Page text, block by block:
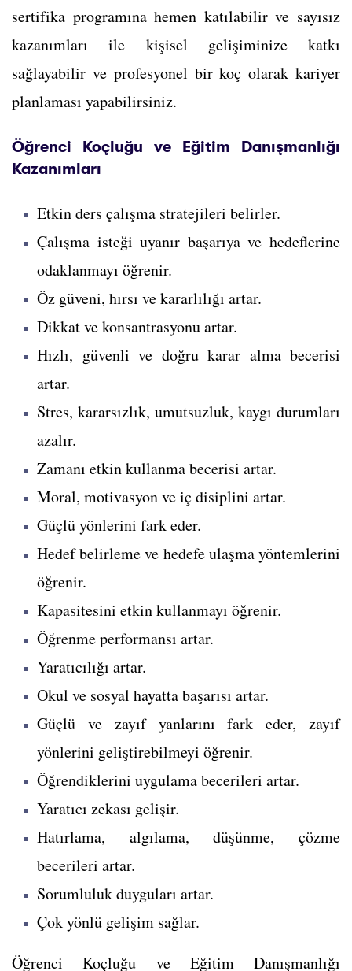
sertifika programına hemen katılabilir ve sayısız
kazanımları ile kişisel gelişiminize katkı
sağlayabilir ve profesyonel bir koç olarak kariyer
planlaması yapabilirsiniz.
Öğrenci Koçluğu ve Eğitim Danışmanlığı
Kazanımları
Etkin ders çalışma stratejileri belirler.
Çalışma isteği uyanır başarıya ve hedeflerine
odaklanmayı öğrenir.
Öz güveni, hırsı ve kararlılığı artar.
Dikkat ve konsantrasyonu artar.
Hızlı, güvenli ve doğru karar alma becerisi
artar.
Stres, kararsızlık, umutsuzluk, kaygı durumları
azalır.
Zamanı etkin kullanma becerisi artar.
Moral, motivasyon ve iç disiplini artar.
Güçlü yönlerini fark eder.
Hedef belirleme ve hedefe ulaşma yöntemlerini
öğrenir.
Kapasitesini etkin kullanmayı öğrenir.
Öğrenme performansı artar.
Yaratıcılığı artar.
Okul ve sosyal hayatta başarısı artar.
Güçlü ve zayıf yanlarını fark eder, zayıf
yönlerini geliştirebilmeyi öğrenir.
Öğrendiklerini uygulama becerileri artar.
Yaratıcı zekası gelişir.
Hatırlama, algılama, düşünme, çözme
becerileri artar.
Sorumluluk duyguları artar.
Çok yönlü gelişim sağlar.
Öğrenci Koçluğu ve Eğitim Danışmanlığı